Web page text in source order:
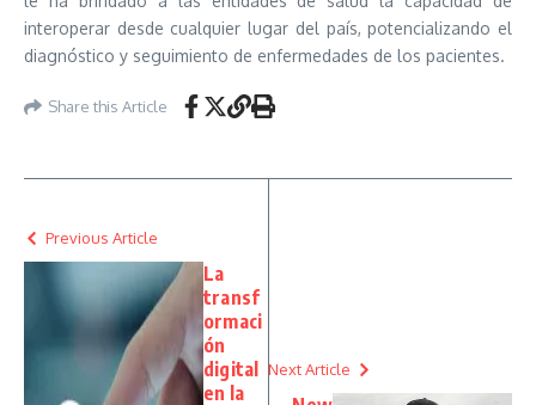
interoperar desde cualquier lugar del país, potencializando el
diagnóstico y seguimiento de enfermedades de los pacientes.
Share this Article
Previous Article
La
transf
ormaci
ón
digital
en la
Next Article